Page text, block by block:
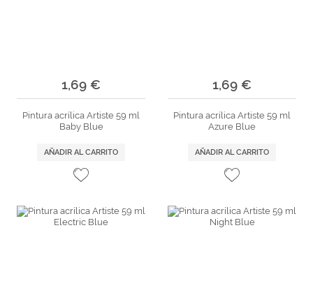
1,69 €
Pintura acrílica Artiste 59 ml
Baby Blue
AÑADIR AL CARRITO
1,69 €
Pintura acrílica Artiste 59 ml
Azure Blue
AÑADIR AL CARRITO